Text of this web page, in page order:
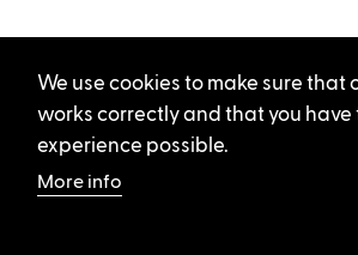
We use cookies to make sure that
works correctly and that you have
experience possible.
More info